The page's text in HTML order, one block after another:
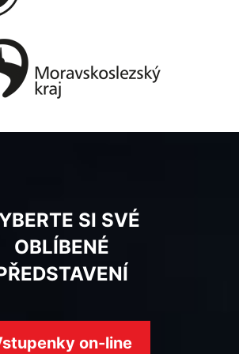
SI SVÉ
OBLÍBENÉ
on-line